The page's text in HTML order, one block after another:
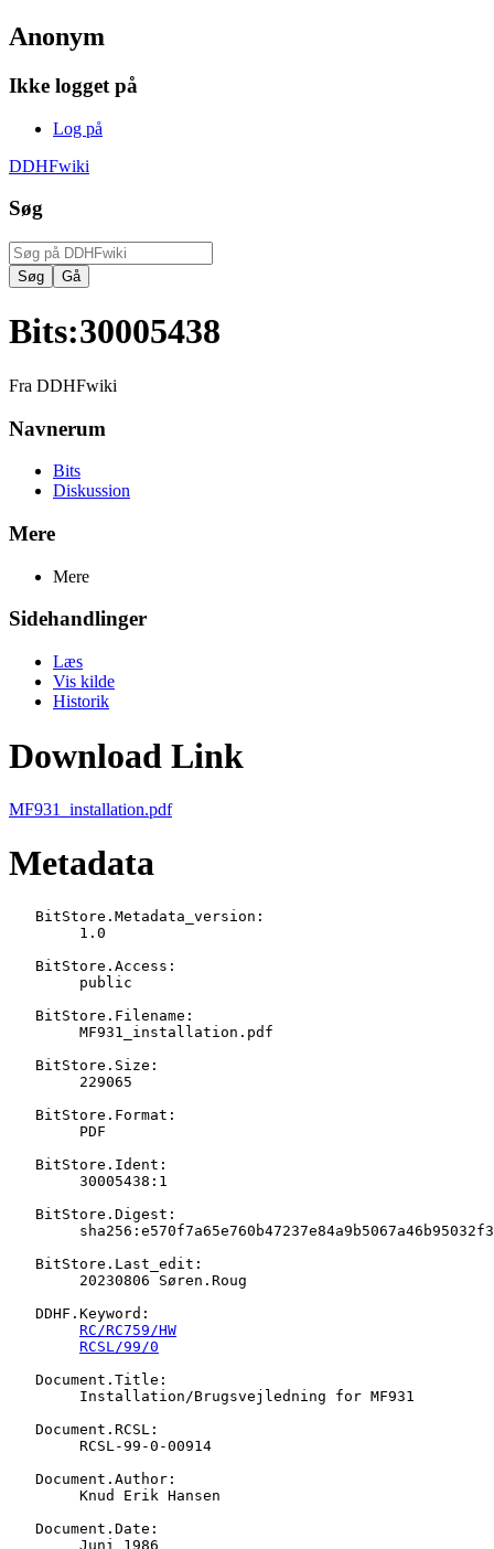
Anonym
Ikke logget på
Log på
DDHFwiki
Søg
Bits:30005438
Fra DDHFwiki
Navnerum
Bits
Diskussion
Mere
Mere
Sidehandlinger
Læs
Vis kilde
Historik
Download Link
MF931_installation.pdf
Metadata
   BitStore.Metadata_version:
   BitStore.Access:
   BitStore.Filename:
   BitStore.Size:
   BitStore.Format:
   BitStore.Ident:
   BitStore.Digest:
   BitStore.Last_edit:
   DDHF.Keyword:
RC/RC759/HW
RCSL/99/0
   Document.Title:
   Document.RCSL:
   Document.Author:
   Document.Date: